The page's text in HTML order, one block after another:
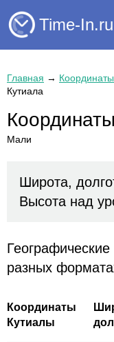
Time-In.ru
Главная →
Кутиала
Мали
Широта,
Высота над
разных
Координаты
Кутиалы